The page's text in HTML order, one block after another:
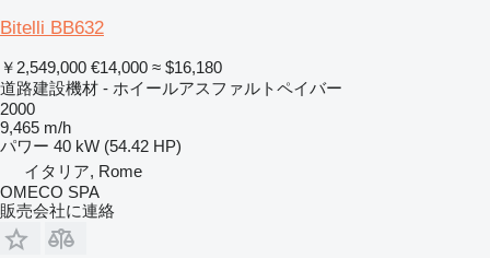
Bitelli BB632
￥2,549,000 €14,000 ≈ $16,180
道路建設機材 - ホイールアスファルトペイバー
2000
9,465 m/h
パワー 40 kW (54.42 HP)
イタリア, Rome
OMECO SPA
販売会社に連絡